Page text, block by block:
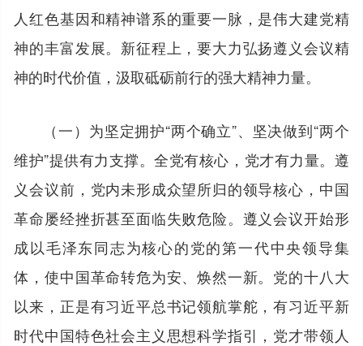
人红色基因和精神谱系的重要一脉，是伟大建党精
神的丰富发展。新征程上，要大力弘扬遵义会议精
神的时代价值，汲取砥砺前行的强大精神力量。
（一）为坚定拥护“两个确立”、坚决做到“两个
维护”提供有力支撑。全党有核心，党才有力量。遵
义会议前，党内未形成众望所归的领导核心，中国
革命屡经挫折甚至面临失败危险。遵义会议开始形
成以毛泽东同志为核心的党的第一代中央领导集
体，使中国革命转危为安、焕然一新。党的十八大
以来，正是有习近平总书记领航掌舵，有习近平新
时代中国特色社会主义思想科学指引，党才带领人